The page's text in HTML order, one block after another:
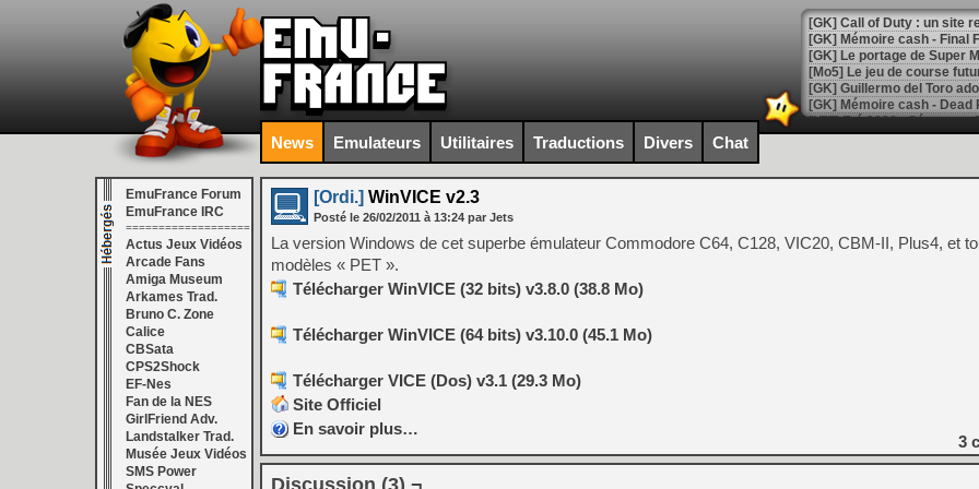
[GK] Le portage de Super
[Mo5] Le jeu de course
[GK] Guillermo del Toro
[LTF] Eté 2026 - Séquence
[GK] Mistfall Hunter :
[GK] Wo Long 2 évolue
[GK] Crossfire : un TPS à
[LS] [PS5] Premiers
[Mo5] DOOM arrive en
[GK] Bethesda fête les 30
[GK] Roblox : l'action en
[GK] Agenda - GeForce
[GK] Devolver Digital en a
[LS] [PS5] ps5-y2jb-
News Emulateurs Utilitaires Traductions Divers Chat
EmuFrance Forum
EmuFrance IRC
===================
Actus Jeux Vidéos
Arcade Fans
Amiga Museum
Arkames Trad.
Bruno C. Zone
Calice
CBSata
CPS2Shock
EF-Nes
Fan de la NES
GirlFriend Adv.
Landstalker Trad.
Musée Jeux Vidéos
SMS Power
[Ordi.] WinVICE v2.3
Posté le 26/02/2011 à 13:24 par Jets
La version Windows de cet superbe émulateur Commodore C64, C128, VIC20, CBM-II, Plus4, et
modèles « PET ».
Télécharger WinVICE (32 bits) v3.8.0 (38.8 Mo)
Télécharger WinVICE (64 bits) v3.10.0 (45.1 Mo)
Télécharger VICE (Dos) v3.1 (29.3 Mo)
Site Officiel
En savoir plus…
3
Discussion (3) ¬